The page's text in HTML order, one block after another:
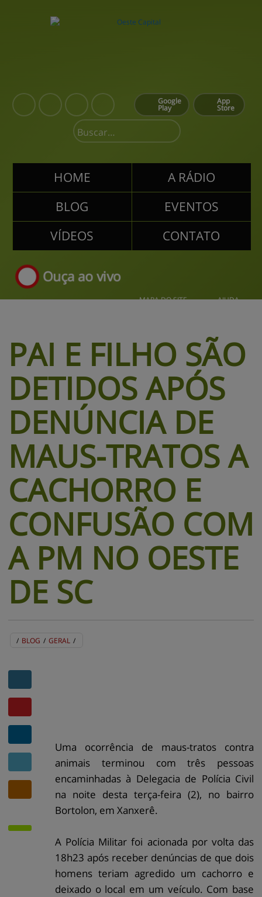
App
Store
Google
Play
HOME
A RÁDIO
BLOG
EVENTOS
VÍDEOS
CONTATO
Ouça ao vivo
MAPA DO SITE AJUDA
PAI E FILHO SÃO
DETIDOS APÓS
DENÚNCIA DE
MAUS-TRATOS A
CACHORRO E
CONFUSÃO COM
A PM NO OESTE
DE SC
/ BLOG / GERAL /
Uma ocorrência de maus-tratos contra
animais terminou com três pessoas
encaminhadas à Delegacia de Polícia Civil
na noite desta terça-feira (2), no bairro
Bortolon, em Xanxerê.
A Polícia Militar foi acionada por volta das
18h23 após receber denúncias de que dois
homens teriam agredido um cachorro e
deixado o local em um veículo. Com base